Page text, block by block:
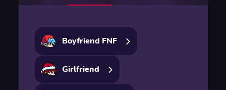
Boyfriend FNF
Girlfriend